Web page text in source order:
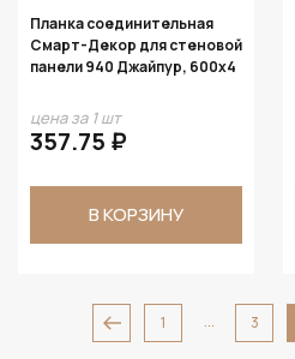
Планка соединительная
Смарт-Декор для стеновой
панели 940 Джайпур, 600x4
цена за 1 шт
357.75 ₽
В КОРЗИНУ
1 ... 3